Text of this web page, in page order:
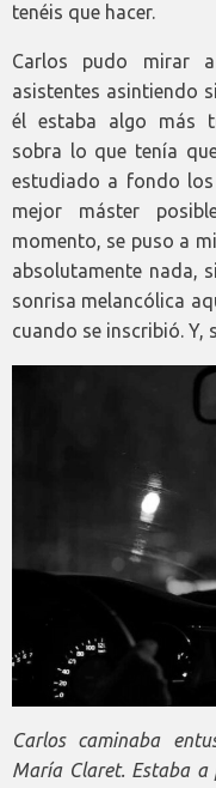
tenéis que hacer.
Carlos pudo mirar
asistentes asintiendo
él estaba algo más
sobra lo que tenía
estudiado a fondo
mejor máster
momento, se puso a
absolutamente nada,
sonrisa melancólica
cuando se inscribió.
Carlos caminaba
María Claret. Estaba a